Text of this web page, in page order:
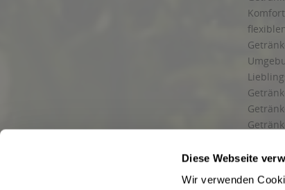
Diese Webseite
Wir verwenden
und